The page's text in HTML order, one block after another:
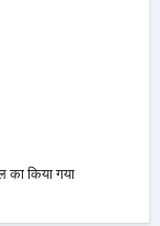
किया गया